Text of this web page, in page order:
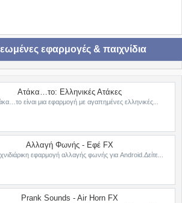
εφαρμογές & παιχνίδια
Ατάκα…το: Ελληνικές Ατάκες
είναι μια εφαρμογή με αγαπημένες ελληνικές...
Αλλαγή Φωνής - Εφέ FX
εφαρμογή αλλαγής φωνής για Android.Δείτε...
Prank Sounds - Air Horn FX